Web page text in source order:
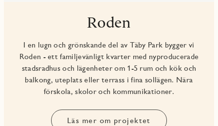
Roden
I en lugn och grönskande del av Täby Park bygger vi
Roden - ett familjevänligt kvarter med nyproducerade
stadsradhus och lägenheter om 1-5 rum och kök och
balkong, uteplats eller terrass i fina sollägen. Nära
förskola, skolor och kommunikationer.
Läs mer om projektet